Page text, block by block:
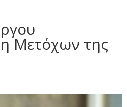
Μετόχων της